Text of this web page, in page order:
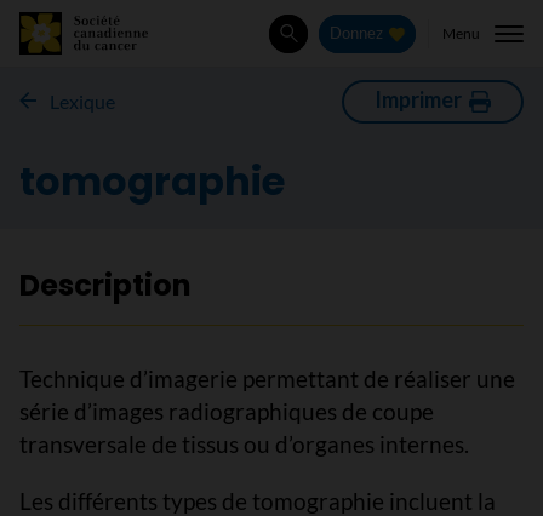
Rechercher
Donnez Menu
Lexique Imprimer
tomographie
Description
Technique d’imagerie permettant de réaliser une
série d’images radiographiques de coupe
transversale de tissus ou d’organes internes.
Les différents types de tomographie incluent la